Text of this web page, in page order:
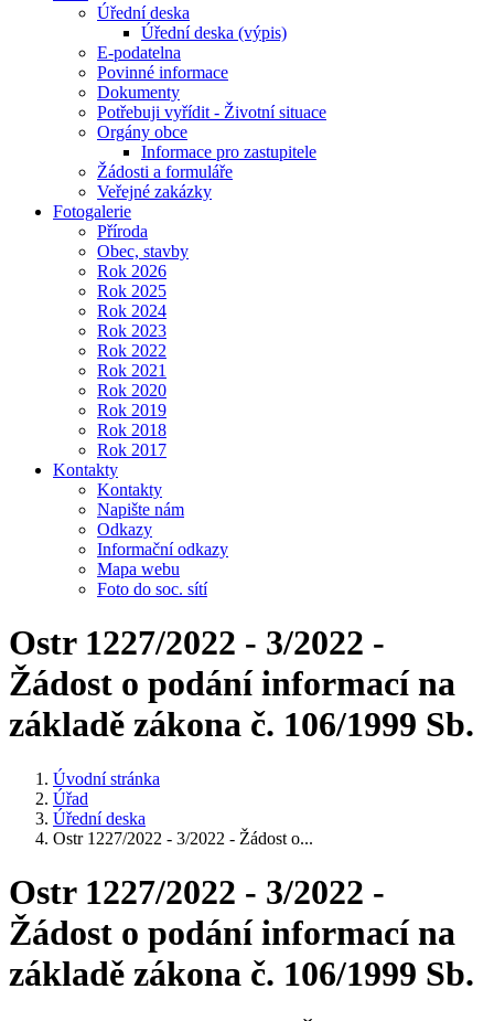
Úřední deska
Úřední deska (výpis)
E-podatelna
Povinné informace
Dokumenty
Potřebuji vyřídit - Životní situace
Orgány obce
Informace pro zastupitele
Žádosti a formuláře
Veřejné zakázky
Fotogalerie
Příroda
Obec, stavby
Rok 2026
Rok 2025
Rok 2024
Rok 2023
Rok 2022
Rok 2021
Rok 2020
Rok 2019
Rok 2018
Rok 2017
Kontakty
Kontakty
Napište nám
Odkazy
Informační odkazy
Mapa webu
Foto do soc. sítí
Ostr 1227/2022 - 3/2022 -
Žádost o podání informací na
základě zákona č. 106/1999 Sb.
Úvodní stránka
Úřad
Úřední deska
Ostr 1227/2022 - 3/2022 - Žádost o...
Ostr 1227/2022 - 3/2022 -
Žádost o podání informací na
základě zákona č. 106/1999 Sb.